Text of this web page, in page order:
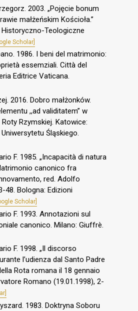
2003. „Pojęcie bonum
małżeńskim Kościoła.”
Historyczno-Teologiczne
Scholar]
1986. I beni del matrimonio:
essemziali. Città del
Editrice Vaticana.
2016. Dobro małżonków.
,,ad validitatem” w
Rzymskiej. Katowice:
Śląskiego.
F. 1985. „Incapacità di natura
canonico fra
red. Adolfo
48. Bologna: Edizioni
Scholar]
F. 1993. Annotazioni sul
canonico. Milano: Giuffrè.
F. 1998. „Il discorso
l’udienza dal Santo Padre
Rota romana il 18 gennaio
Romano (19.01.1998), 2-
1983. Doktryna Soboru